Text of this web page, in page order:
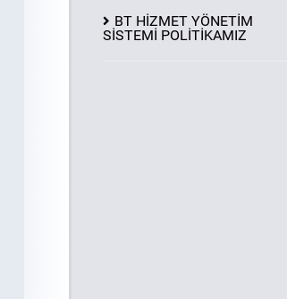
BT HİZMET YÖNETİM
SİSTEMİ POLİTİKAMIZ